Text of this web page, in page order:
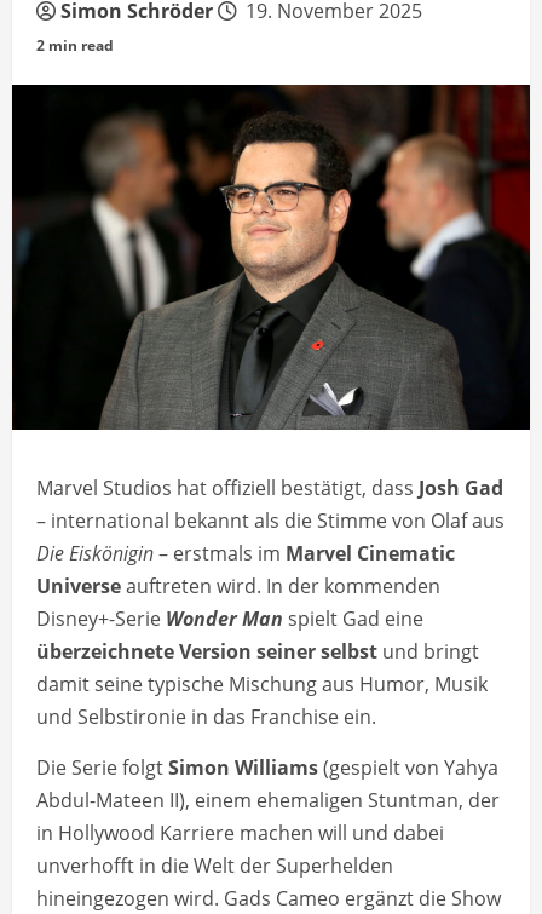
Simon Schröder 19. November 2025
2 min read
Marvel Studios hat offiziell bestätigt, dass Josh Gad
– international bekannt als die Stimme von Olaf aus
Die Eiskönigin– erstmals im Marvel Cinematic
Universeauftreten wird. In der kommenden
Disney+-Serie Wonder Man spielt Gad eine
überzeichnete Version seiner selbst und bringt
damit seine typische Mischung aus Humor, Musik
und Selbstironie in das Franchise ein.
Die Serie folgtSimon Williams(gespielt von Yahya
Abdul-Mateen II), einem ehemaligen Stuntman, der
in Hollywood Karriere machen will und dabei
unverhofft in die Welt der Superhelden
hineingezogen wird. Gads Cameo ergänzt die Show